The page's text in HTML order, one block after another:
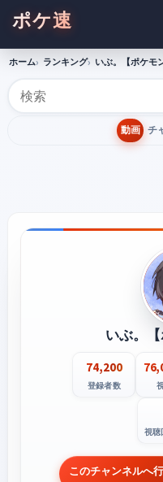
ポケ速
ホーム ランキング いぶ。【ポケモ
動画 チ
いぶ。【
74,200
登録者数
視聴
このチャンネルへ